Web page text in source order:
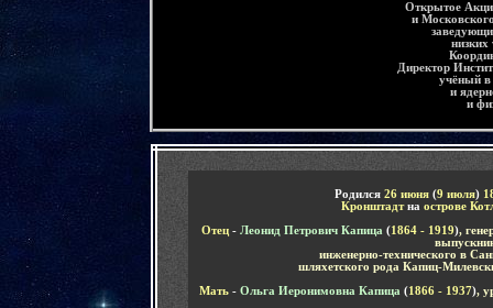
Открытое
и
низких
Директор
учёный в
и
и
Родился 26 июня(9 июля)
Кронштадтна острове
Отец- Леонид Петрович Капица (1864 - 1919),
инженерно-технического в
шляхетского рода Капиц-
Мать - Ольга Иеронимовна Капица (1866 - 1937),